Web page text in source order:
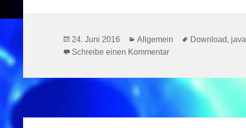
Veröffentlicht
am
24. Juni 2016 Kategorien
Allgemein Schlagwörter
Download, java
Schreibe einen Kommentarzu Breakout